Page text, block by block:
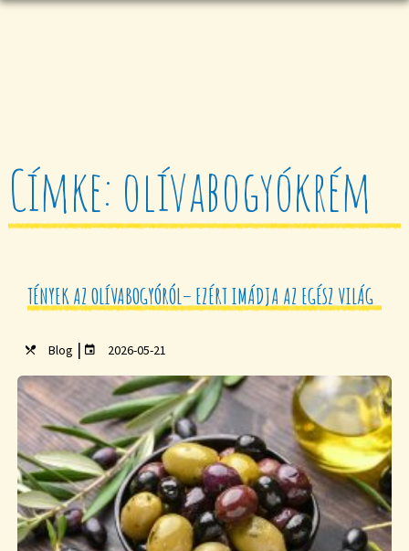
Címke: olívabogyókrém
TÉNYEK AZ OLÍVABOGYÓRÓL– EZÉRT IMÁDJA AZ EGÉSZ VILÁG
Blog | 2026-05-21